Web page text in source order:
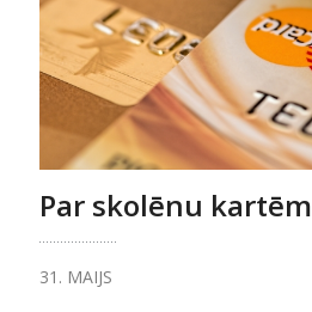
Par skolēnu kartēm
31. MAIJS